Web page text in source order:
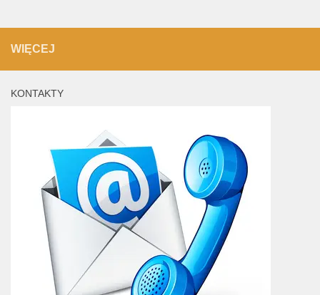
WIĘCEJ
KONTAKTY